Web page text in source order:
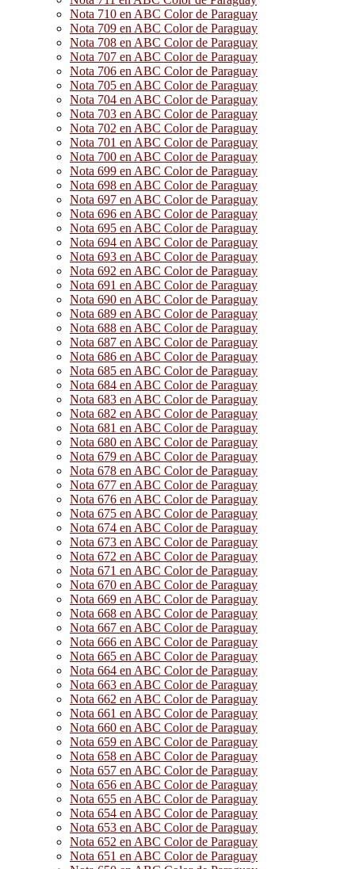
Nota 710 en ABC Color de Paraguay
Nota 709 en ABC Color de Paraguay
Nota 708 en ABC Color de Paraguay
Nota 707 en ABC Color de Paraguay
Nota 706 en ABC Color de Paraguay
Nota 705 en ABC Color de Paraguay
Nota 704 en ABC Color de Paraguay
Nota 703 en ABC Color de Paraguay
Nota 702 en ABC Color de Paraguay
Nota 701 en ABC Color de Paraguay
Nota 700 en ABC Color de Paraguay
Nota 699 en ABC Color de Paraguay
Nota 698 en ABC Color de Paraguay
Nota 697 en ABC Color de Paraguay
Nota 696 en ABC Color de Paraguay
Nota 695 en ABC Color de Paraguay
Nota 694 en ABC Color de Paraguay
Nota 693 en ABC Color de Paraguay
Nota 692 en ABC Color de Paraguay
Nota 691 en ABC Color de Paraguay
Nota 690 en ABC Color de Paraguay
Nota 689 en ABC Color de Paraguay
Nota 688 en ABC Color de Paraguay
Nota 687 en ABC Color de Paraguay
Nota 686 en ABC Color de Paraguay
Nota 685 en ABC Color de Paraguay
Nota 684 en ABC Color de Paraguay
Nota 683 en ABC Color de Paraguay
Nota 682 en ABC Color de Paraguay
Nota 681 en ABC Color de Paraguay
Nota 680 en ABC Color de Paraguay
Nota 679 en ABC Color de Paraguay
Nota 678 en ABC Color de Paraguay
Nota 677 en ABC Color de Paraguay
Nota 676 en ABC Color de Paraguay
Nota 675 en ABC Color de Paraguay
Nota 674 en ABC Color de Paraguay
Nota 673 en ABC Color de Paraguay
Nota 672 en ABC Color de Paraguay
Nota 671 en ABC Color de Paraguay
Nota 670 en ABC Color de Paraguay
Nota 669 en ABC Color de Paraguay
Nota 668 en ABC Color de Paraguay
Nota 667 en ABC Color de Paraguay
Nota 666 en ABC Color de Paraguay
Nota 665 en ABC Color de Paraguay
Nota 664 en ABC Color de Paraguay
Nota 663 en ABC Color de Paraguay
Nota 662 en ABC Color de Paraguay
Nota 661 en ABC Color de Paraguay
Nota 660 en ABC Color de Paraguay
Nota 659 en ABC Color de Paraguay
Nota 658 en ABC Color de Paraguay
Nota 657 en ABC Color de Paraguay
Nota 656 en ABC Color de Paraguay
Nota 655 en ABC Color de Paraguay
Nota 654 en ABC Color de Paraguay
Nota 653 en ABC Color de Paraguay
Nota 652 en ABC Color de Paraguay
Nota 651 en ABC Color de Paraguay